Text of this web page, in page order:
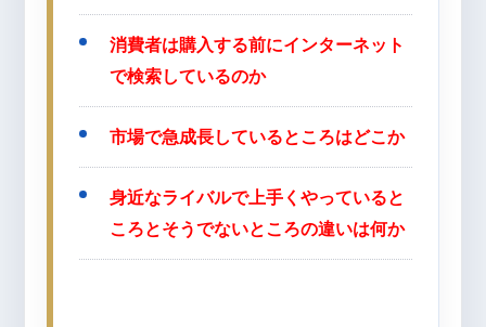
消費者は購入する前にインターネット
で検索しているのか
市場で急成長しているところはどこか
身近なライバルで上手くやっていると
ころとそうでないところの違いは何か